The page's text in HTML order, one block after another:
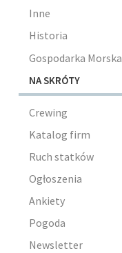
Inne
Historia
Gospodarka Morska
NA SKRÓTY
Crewing
Katalog firm
Ruch statków
Ogłoszenia
Ankiety
Pogoda
Newsletter